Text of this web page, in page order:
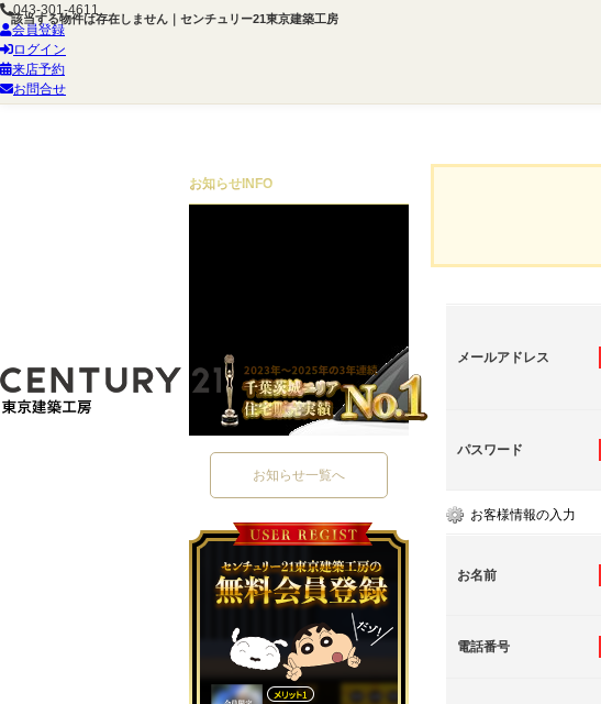
該当する物件は存在しません｜センチュリー21東京建築工房
043-301-4611
会員登録
ログイン
来店予約
お問合せ
メールアドレス
パスワード
お客様情報の入力
お名前
電話番号
お知らせ INFO
お知らせ一覧へ